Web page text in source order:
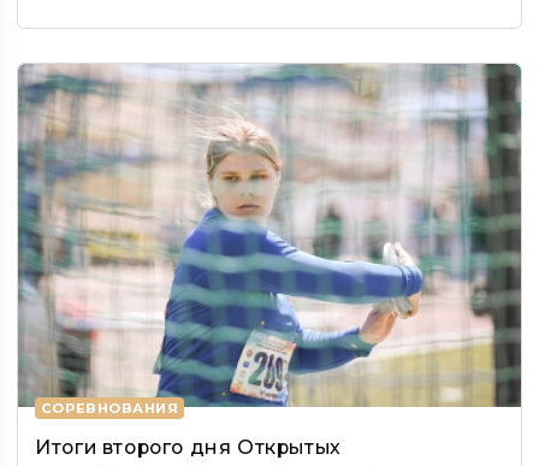
СОРЕВНОВАНИЯ
Итоги второго дня Открытых